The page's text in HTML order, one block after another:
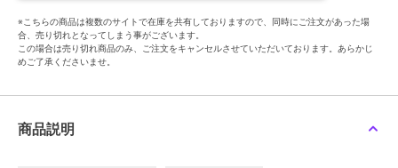
※こちらの商品は複数のサイトで在庫を共有しておりますので、同時にご注文があった場
合、売り切れとなってしまう事がございます。
この場合は売り切れ商品のみ、ご注文をキャンセルさせていただいております。あらかじ
めご了承くださいませ。
商品説明